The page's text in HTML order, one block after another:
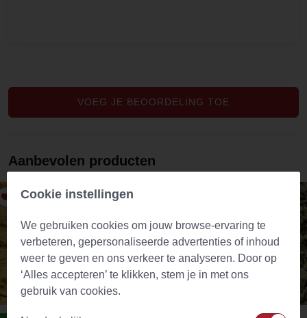
VOEG JE BEOORDELING TOE
Aanbevolen producten
Cookie instellingen
We gebruiken cookies om jouw browse-ervaring te
verbeteren, gepersonaliseerde advertenties of inhoud
weer te geven en ons verkeer te analyseren. Door op
‘Alles accepteren’ te klikken, stem je in met ons
gebruik van cookies.